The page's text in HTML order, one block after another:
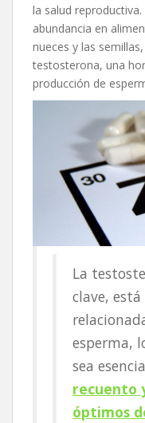
la salud
abundancia en
nueces y las
testosterona, una
producción de
La
clave,
esperma,
sea
recuento
óptimos